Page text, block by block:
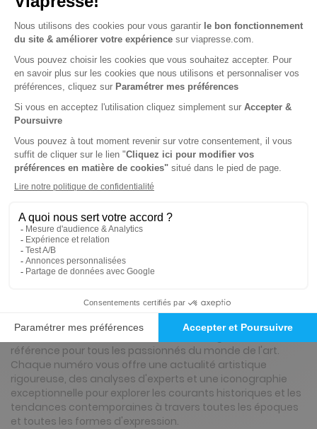
6€90 Tarif Kiosque : 13€
Prix par n° pendant 6 mois, puis 7,90 € par n°
Tarif France métropolitaine
Abonnement Durée libre
Papier + Version digitale offerte
3€95 Tarif Kiosque : 7€90
Prix par n° pendant 6 mois, puis 7 € par n°
Tarif France métropolitaine
Présentation du magazine Connaissance
Des Arts
Abonnement Connaissance Des Arts
Découvrez Connaissance des Arts, le magazine de
référence pour tous les passionnés du monde de l'art.
Chaque numéro vous offre une actualité artistique
rigoureuse, des analyses d'experts et une iconographie
exceptionnelle pour explorer les courants historiques et les
tendances contemporaines à travers toutes les époques
et toutes les formes d'expression.